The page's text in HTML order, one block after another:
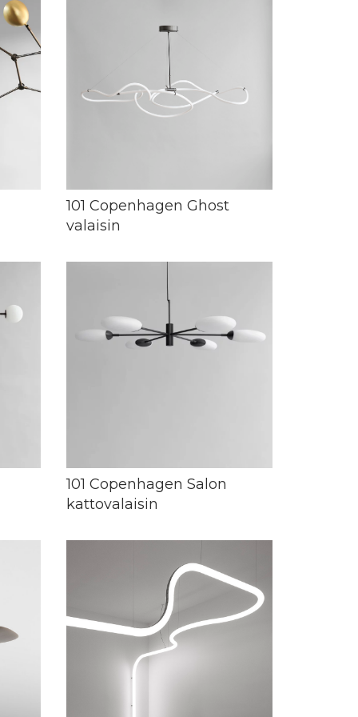
101 Copenhagen Ghost
valaisin
101 Copenhagen Salon
kattovalaisin